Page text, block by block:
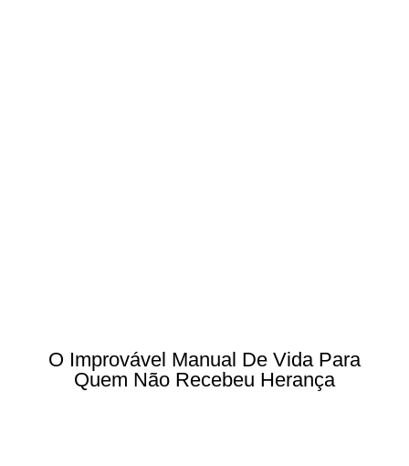
O Improvável Manual De Vida Para
Quem Não Recebeu Herança